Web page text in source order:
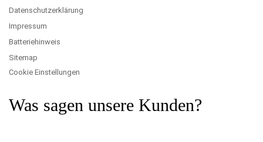
Datenschutzerklärung
Impressum
Batteriehinweis
Sitemap
Cookie Einstellungen
Was sagen unsere Kunden?